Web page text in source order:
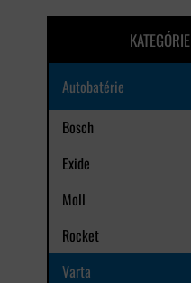
KATEGÓRIE
Autobatérie
Bosch
Exide
Moll
Rocket
Varta